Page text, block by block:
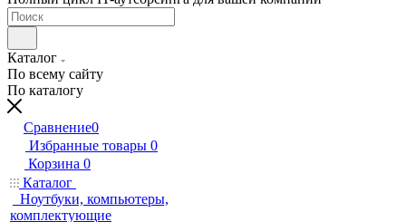
Каталог
По всему сайту
По каталогу
Сравнение0
Избранные товары 0
Корзина 0
Каталог
Ноутбуки, компьютеры,
комплектующие